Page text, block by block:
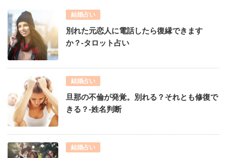
結婚占い
別れた元恋人に電話したら復縁できます
か？-タロット占い
結婚占い
旦那の不倫が発覚。別れる？それとも修復で
きる？-姓名判断
結婚占い